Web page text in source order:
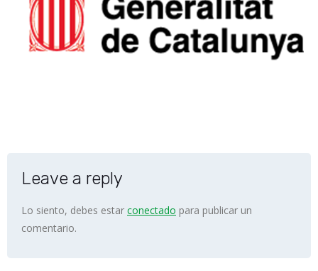
Leave a reply
Lo siento, debes estar conectado para publicar un
comentario.